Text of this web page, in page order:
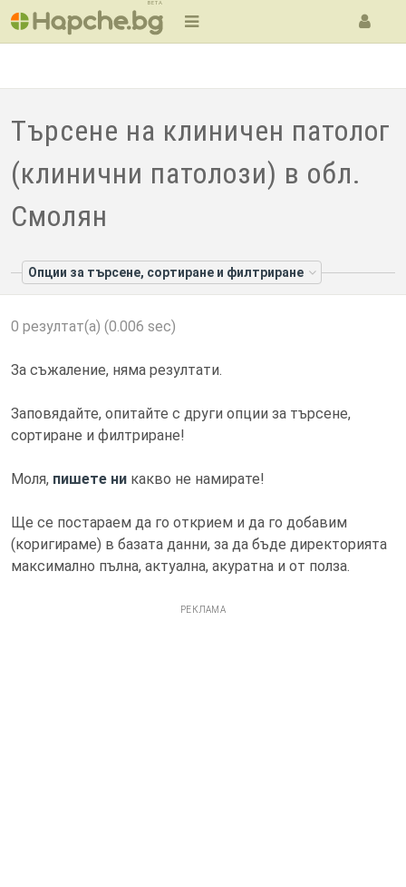
BETA
Търсене на клиничен патолог
(клинични патолози) в обл.
Смолян
Опции за търсене, сортиране и филтриране
0 резултат(а) (0.006 sec)
За съжаление, няма резултати.
Заповядайте, опитайте с други опции за търсене,
сортиране и филтриране!
Моля, пишете ни какво не намирате!
Ще се постараем да го открием и да го добавим
(коригираме) в базата данни, за да бъде директорията
максимално пълна, актуална, акуратна и от полза.
РЕКЛАМА